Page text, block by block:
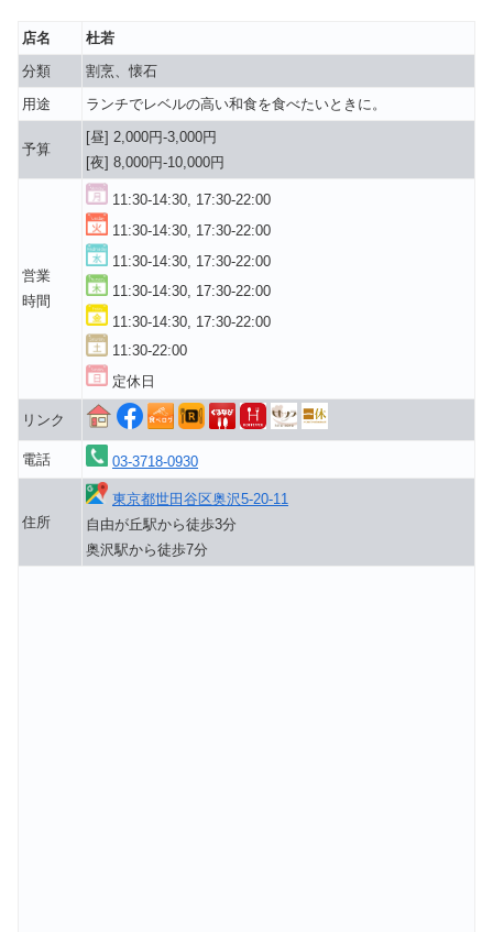
店名
杜若
分類
割烹、懐石
用途
ランチでレベルの高い和食を食べたいときに。
予算
[昼] 2,000円-3,000円
[夜] 8,000円-10,000円
営業
時間
11:30-14:30, 17:30-22:00
11:30-14:30, 17:30-22:00
11:30-14:30, 17:30-22:00
11:30-14:30, 17:30-22:00
11:30-14:30, 17:30-22:00
11:30-22:00
定休日
リンク
電話 03-3718-0930
住所
東京都世田谷区奥沢5-20-11
自由が丘駅から徒歩3分
奥沢駅から徒歩7分